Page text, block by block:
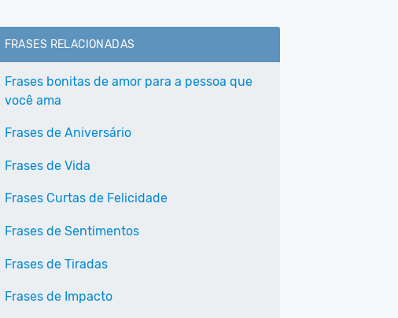
FRASES RELACIONADAS
Frases bonitas de amor para a pessoa que
você ama
Frases de Aniversário
Frases de Vida
Frases Curtas de Felicidade
Frases de Sentimentos
Frases de Tiradas
Frases de Impacto